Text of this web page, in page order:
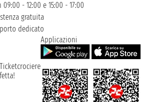
09:00 - 12:00 e 15:00 - 17:00
gratuita
dedicato
Applicazioni